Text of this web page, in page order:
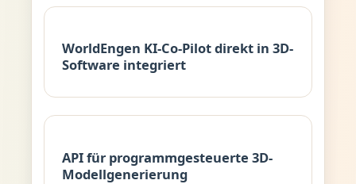
WorldEngen KI-Co-Pilot direkt in 3D-
Software integriert
API für programmgesteuerte 3D-
Modellgenerierung